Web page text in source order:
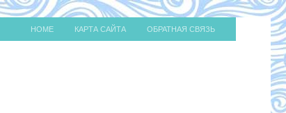
HOME КАРТА САЙТА ОБРАТНАЯ СВЯЗЬ